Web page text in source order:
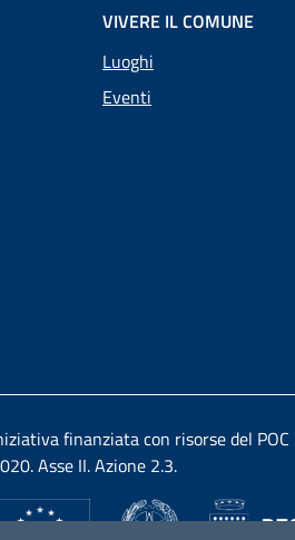
VIVERE IL COMUNE
Luoghi
Eventi
finanziata con risorse del
Asse II. Azione 2.3.